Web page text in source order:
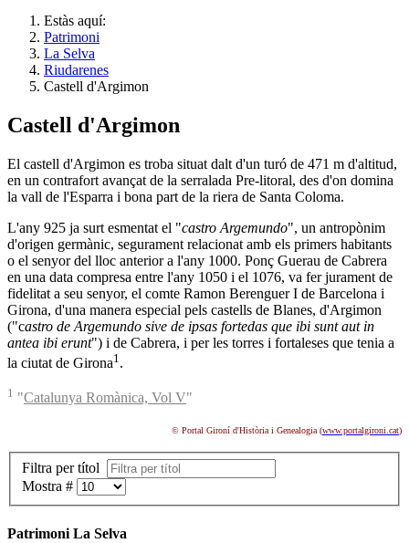
Estàs aquí:
Patrimoni
La Selva
Riudarenes
Castell d'Argimon
Castell d'Argimon
El castell d'Argimon es troba situat dalt d'un turó de 471 m d'altitud,
en un contrafort avançat de la serralada Pre-litoral, des d'on domina
la vall de l'Esparra i bona part de la riera de Santa Coloma.
L'any 925 ja surt esmentat el "castro Argemundo", un antropònim
d'origen germànic, segurament relacionat amb els primers habitants
o el senyor del lloc anterior a l'any 1000. Ponç Guerau de Cabrera
en una data compresa entre l'any 1050 i el 1076, va fer jurament de
fidelitat a seu senyor, el comte Ramon Berenguer I de Barcelona i
Girona, d'una manera especial pels castells de Blanes, d'Argimon
("castro de Argemundo sive de ipsas fortedas que ibi sunt aut in
antea ibi erunt") i de Cabrera, i per les torres i fortaleses que tenia a
la ciutat de Girona1 .
1 "Catalunya Romànica, Vol V"
© Portal Gironí d'Història i Genealogia (www.portalgironi.cat)
Filtra per títol
Mostra #
Patrimoni La Selva